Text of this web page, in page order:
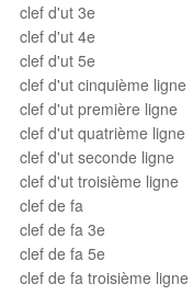
clef d'ut 3e
clef d'ut 4e
clef d'ut 5e
clef d'ut cinquième ligne
clef d'ut première ligne
clef d'ut quatrième ligne
clef d'ut seconde ligne
clef d'ut troisième ligne
clef de fa
clef de fa 3e
clef de fa 5e
clef de fa troisième ligne